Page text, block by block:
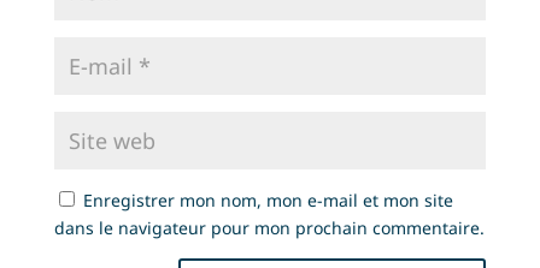
Enregistrer mon nom, mon e-mail et mon site
dans le navigateur pour mon prochain commentaire.